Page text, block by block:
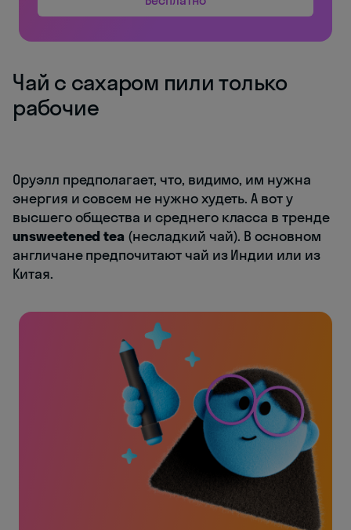
Чай с сахаром пили только
рабочие
Оруэлл предполагает, что, видимо, им нужна
энергия и совсем не нужно худеть. А вот у
высшего общества и среднего класса в тренде
unsweetened tea (несладкий чай). В основном
англичане предпочитают чай из Индии или из
Китая.